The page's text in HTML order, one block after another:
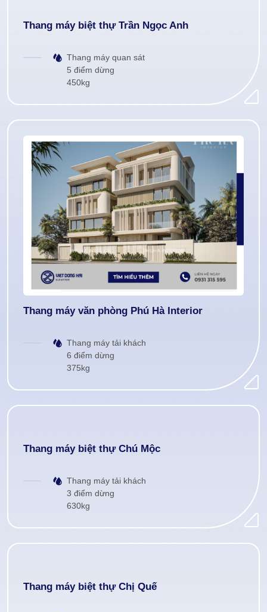
Thang máy biệt thự Trần Ngọc Anh
Thang máy quan sát
5 điểm dừng
450kg
Thang máy văn phòng Phú Hà Interior
Thang máy tải khách
6 điểm dừng
375kg
Thang máy biệt thự Chú Mộc
Thang máy tải khách
3 điểm dừng
630kg
Thang máy biệt thự Chị Quế